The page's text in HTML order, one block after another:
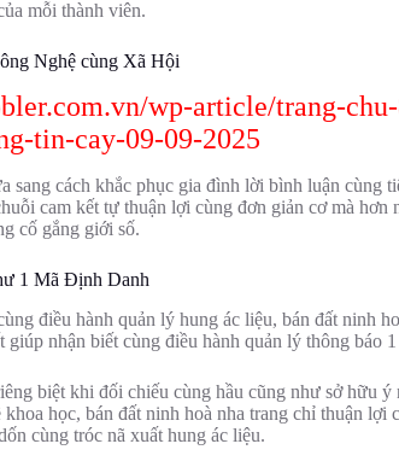
mỗi thành viên.
Nghệ cùng Xã Hội
wp-article/trang-
tin-cay-09-09-2025
sang cách khắc phục gia đình lời bình luận cùng
cam kết tự thuận lợi cùng đơn giản cơ mà hơn
cố gắng giới số.
1 Mã Định Danh
điều hành quản lý hung ác liệu, bán đất ninh
nhận biết cùng điều hành quản lý thông báo
biệt khi đối chiếu cùng hầu cũng như sở hữu
học, bán đất ninh hoà nha trang chỉ thuận
cùng tróc nã xuất hung ác liệu.